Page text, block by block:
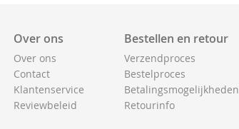
Over ons
Over ons
Contact
Klantenservice
Reviewbeleid
Bestellen en retour
Verzendproces
Bestelproces
Betalingsmogelijkheden
Retourinfo